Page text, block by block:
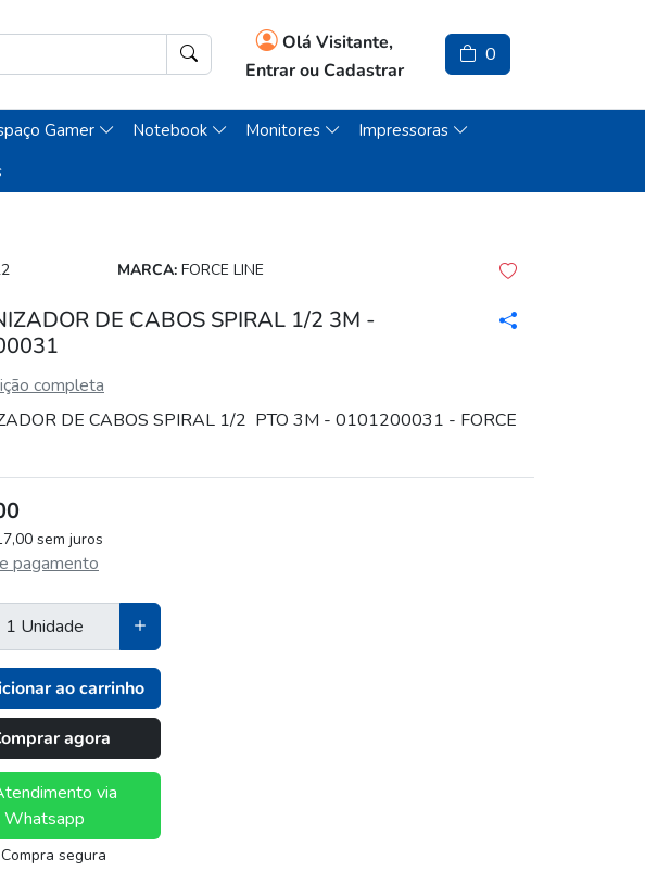
Olá Visitante,
Entrar ou Cadastrar
0
Gamer Notebook Monitores
Impressoras
MARCA: FORCE LINE
DE CABOS SPIRAL 1/2 3M -
completa
DE CABOS SPIRAL 1/2 PTO 3M - 0101200031 - FORCE
sem juros
pagamento
Adicionar ao carrinho
agora
Whatsapp
Compra segura